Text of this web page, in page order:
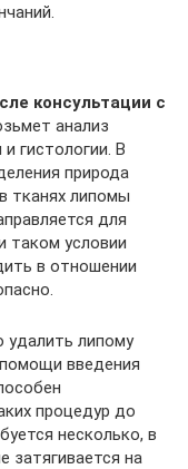
консультации с
анализ
гистологии. В
природа
тканях липомы
для
таком условии
в отношении
удалить липому
введения
процедур до
несколько, в
затягивается на